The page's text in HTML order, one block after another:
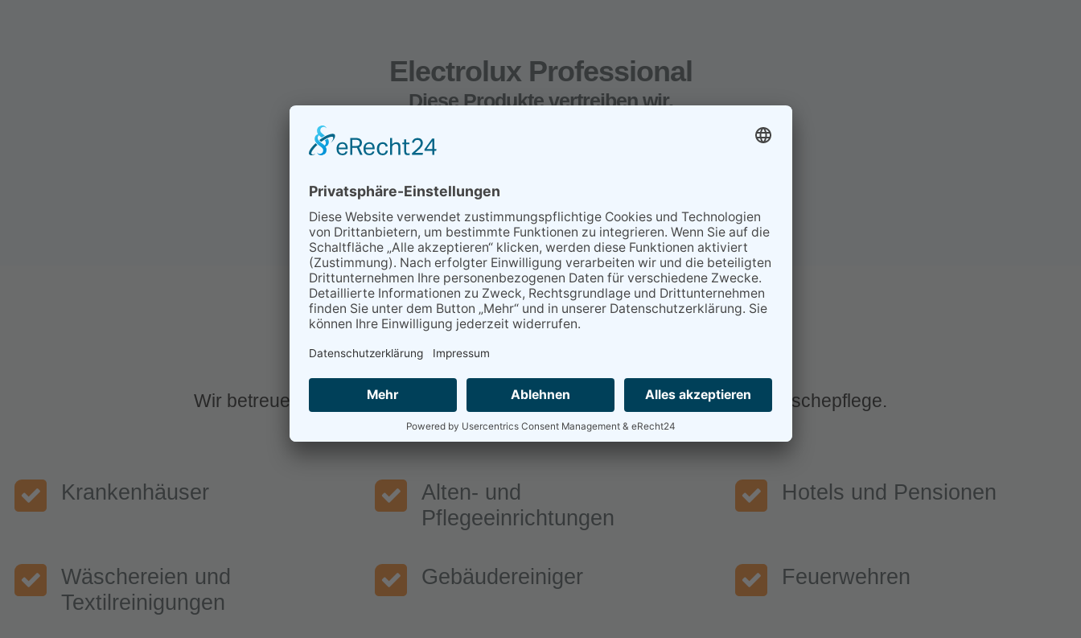
Electrolux Professional
Diese Produkte vertreiben wir.
Unsere Kunden
Wir betreuen Kunden aus allen Branchen rund um die professionelle Wäschepflege.
Krankenhäuser
Alten- und
Pflegeeinrichtungen
Hotels und Pensionen
Wäschereien und
Textilreinigungen
Gebäudereiniger Feuerwehren